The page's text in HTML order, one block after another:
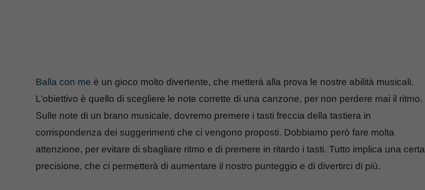
Balla con me è un gioco molto divertente, che metterà alla prova le nostre abilità musicali.
L’obiettivo è quello di scegliere le note corrette di una canzone, per non perdere mai il ritmo.
Sulle note di un brano musicale, dovremo premere i tasti freccia della tastiera in
corrispondenza dei suggerimenti che ci vengono proposti. Dobbiamo però fare molta
attenzione, per evitare di sbagliare ritmo e di premere in ritardo i tasti. Tutto implica una certa
precisione, che ci permetterà di aumentare il nostro punteggio e di divertirci di più.